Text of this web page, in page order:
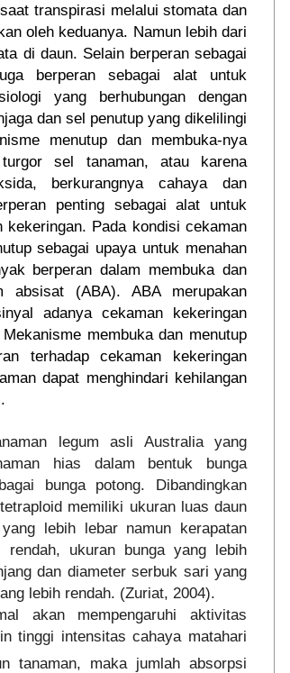
transpirasi melalui stomata dan
oleh keduanya. Namun lebih dari
di daun. Selain berperan sebagai
berperan sebagai alat untuk
yang berhubungan dengan
dan sel penutup yang dikelilingi
menutup dan membuka-nya
sel tanaman, atau karena
berkurangnya cahaya dan
penting sebagai alat untuk
kekeringan. Pada kondisi cekaman
sebagai upaya untuk menahan
berperan dalam membuka dan
absisat (ABA). ABA merupakan
adanya cekaman kekeringan
Mekanisme membuka dan menutup
terhadap cekaman kekeringan
dapat menghindari kehilangan
legum asli Australia yang
hias dalam bentuk bunga
bunga potong. Dibandingkan
memiliki ukuran luas daun
lebih lebar namun kerapatan
ukuran bunga yang lebih
dan diameter serbuk sari yang
lebih rendah. (Zuriat, 2004).
akan mempengaruhi aktivitas
tinggi intensitas cahaya matahari
tanaman, maka jumlah absorpsi